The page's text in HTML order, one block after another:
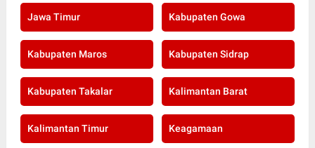
Jawa Timur Kabupaten Gowa
Kabupaten Maros Kabupaten Sidrap
Kabupaten Takalar Kalimantan Barat
Kalimantan Timur Keagamaan